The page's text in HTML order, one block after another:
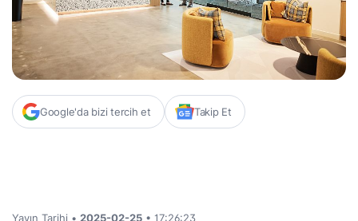
Google'da bizi tercih et Takip Et
Yayın Tarihi • 2025-02-25 • 17:26:23